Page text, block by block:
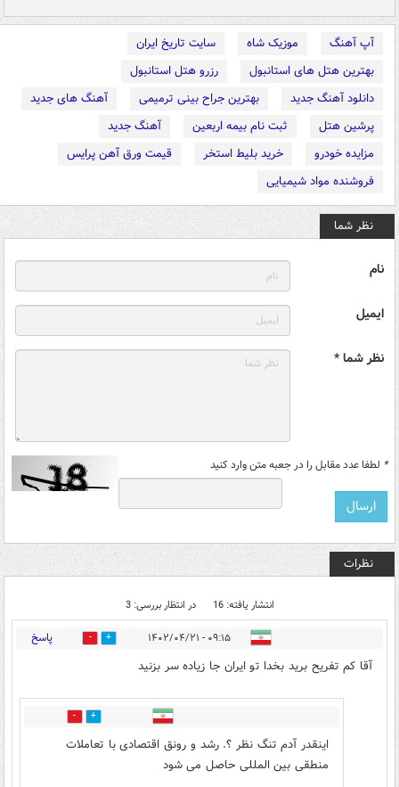
آپ آهنگ موزیک شاه
سایت تاریخ ایران
بهترین هتل های استانبول
رزرو هتل استانبول
دانلود آهنگ جدید
بهترین جراح بینی ترمیمی
آهنگ های جدید
پرشین هتل
ثبت نام بیمه اربعین
آهنگ جدید
مزایده خودرو
خرید بلیط استخر
قیمت ورق آهن پرایس
فروشنده مواد شیمیایی
نظر شما
نام
ایمیل
نظر شما *
* لطفا عدد مقابل را در جعبه متن وارد کنید
نظرات
انتشار یافته: 16 در انتظار بررسی: 3
۰۹:۱۵ - ۱۴۰۲/۰۴/۲۱ 1 پاسخ
آقا کم تفریح برید بخدا تو ایران جا زیاده سر بزنید
3
اینقدر آدم تنگ نظر ؟. رشد و رونق اقتصادی با تعاملات
منطقی بین المللی حاصل می شود